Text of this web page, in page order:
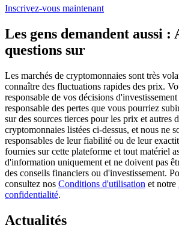
Rejoignez les meilleurs traders
Devenez un trader de copie
Profitez du partage des bénéfices et des
trading
Inscrivez-vous maintenant
Les gens demandent aussi :
questions sur
Les marchés de cryptomonnaies sont très
connaître des fluctuations rapides des prix.
responsable de vos décisions
responsable des pertes que vous pourriez
sur des sources tierces pour les prix et autres
cryptomonnaies listées ci-dessus, et nous ne
responsables de leur fiabilité ou de leur
fournies sur cette plateforme et tout matériel
d'information uniquement et ne doivent pas
des conseils financiers ou d'investissement.
consultez nos Conditions d'utilisation et notre
confidentialité.
Actualités